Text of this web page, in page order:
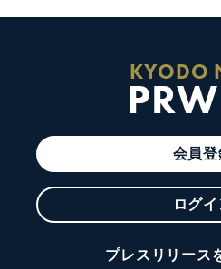
KYODO
会員登
ログ
プレスリリース